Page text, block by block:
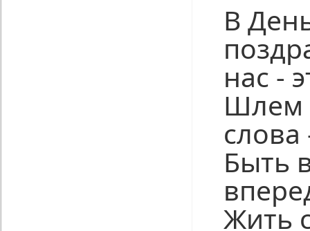
В
нас -
Шлем
слова
Быть
Жить